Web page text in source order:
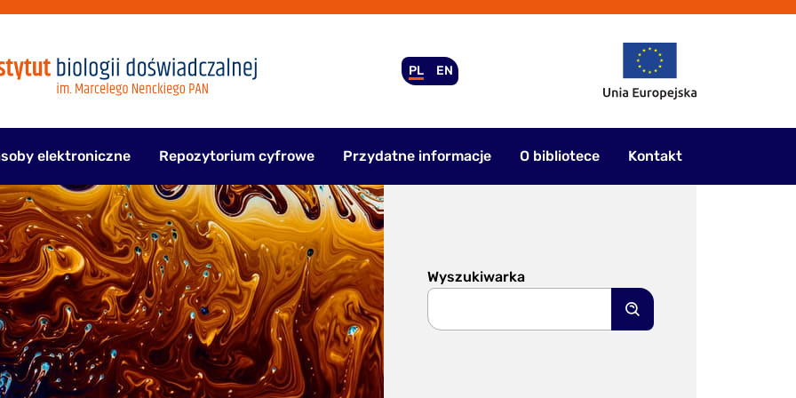
PL EN
elektroniczne Repozytorium cyfrowe Przydatne informacje O bibliotece Kontakt
Wyszukiwarka
Szukaj